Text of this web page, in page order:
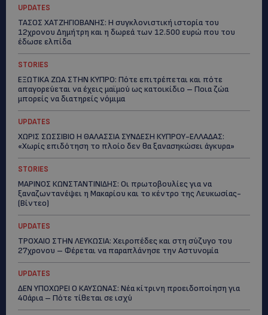
UPDATES
ΤΑΣΟΣ ΧΑΤΖΗΓΙΟΒΑΝΗΣ: Η συγκλονιστική ιστορία του
12χρονου Δημήτρη και η δωρεά των 12.500 ευρώ που του
έδωσε ελπίδα
STORIES
ΕΞΩΤΙΚΑ ΖΩΑ ΣΤΗΝ ΚΥΠΡΟ: Πότε επιτρέπεται και πότε
απαγορεύεται να έχεις μαϊμού ως κατοικίδιο – Ποια ζώα
μπορείς να διατηρείς νόμιμα
UPDATES
ΧΩΡΙΣ ΣΩΣΣΙΒΙΟ Η ΘΑΛΑΣΣΙΑ ΣΥΝΔΕΣΗ ΚΥΠΡΟΥ-ΕΛΛΑΔΑΣ:
«Χωρίς επιδότηση το πλοίο δεν θα ξανασηκώσει άγκυρα»
STORIES
ΜΑΡΙΝΟΣ ΚΩΝΣΤΑΝΤΙΝΙΔΗΣ: Οι πρωτοβουλίες για να
ξαναζωντανέψει η Μακαρίου και το κέντρο της Λευκωσίας-
(Βίντεο)
UPDATES
ΤΡΟΧΑΙΟ ΣΤΗΝ ΛΕΥΚΩΣΙΑ: Χειροπέδες και στη σύζυγο του
27χρονου – Φέρεται να παραπλάνησε την Αστυνομία
UPDATES
ΔΕΝ ΥΠΟΧΩΡΕΙ Ο ΚΑΥΣΩΝΑΣ: Νέα κίτρινη προειδοποίηση για
40άρια – Πότε τίθεται σε ισχύ